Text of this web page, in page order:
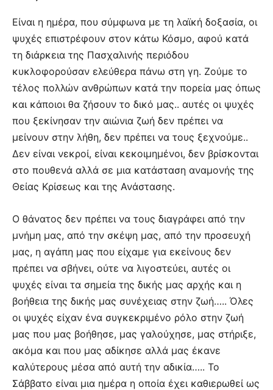
Είναι η ημέρα, που σύμφωνα με τη λαϊκή δοξασία, οι
ψυχές επιστρέφουν στον κάτω Κόσμο, αφού κατά
τη διάρκεια της Πασχαλινής περιόδου
κυκλοφορούσαν ελεύθερα πάνω στη γη. Ζούμε το
τέλος πολλών ανθρώπων κατά την πορεία μας όπως
και κάποιοι θα ζήσουν το δικό μας.. αυτές οι ψυχές
που ξεκίνησαν την αιώνια ζωή δεν πρέπει να
μείνουν στην λήθη, δεν πρέπει να τους ξεχνούμε..
Δεν είναι νεκροί, είναι κεκοιμημένοι, δεν βρίσκονται
στο πουθενά αλλά σε μια κατάσταση αναμονής της
Θείας Κρίσεως και της Ανάστασης.
Ο θάνατος δεν πρέπει να τους διαγράφει από την
μνήμη μας, από την σκέψη μας, από την προσευχή
μας, η αγάπη μας που είχαμε για εκείνους δεν
πρέπει να σβήνει, ούτε να λιγοστεύει, αυτές οι
ψυχές είναι τα σημεία της δικής μας αρχής και η
βοήθεια της δικής μας συνέχειας στην ζωή….. Όλες
οι ψυχές είχαν ένα συγκεκριμένο ρόλο στην ζωή
μας που μας βοήθησε, μας γαλούχησε, μας στήριξε,
ακόμα και που μας αδίκησε αλλά μας έκανε
καλύτερους μέσα από αυτή την αδικία….. Το
Σάββατο είναι μια ημέρα η οποία έχει καθιερωθεί ως